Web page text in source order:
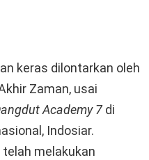
keras dilontarkan oleh
Zaman, usai
Academy 7di
Indosiar.
melakukan